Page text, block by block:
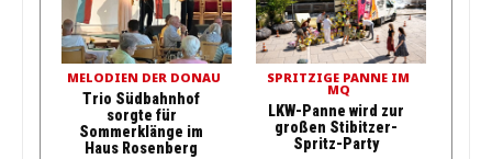
MELODIEN DER DONAU
Trio Südbahnhof
sorgte für
Sommerklänge im
Haus Rosenberg
SPRITZIGE PANNE IM
MQ
LKW-Panne wird zur
großen Stibitzer-
Spritz-Party